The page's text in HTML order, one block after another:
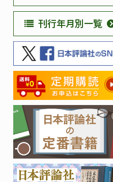
刊行年月別一覧